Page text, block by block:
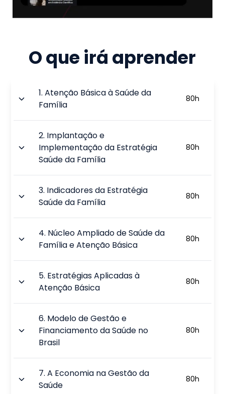
O que irá aprender
1.Atenção Básica à Saúde da
Família
80h
2. Implantação e
Implementação da Estratégia
Saúde da Família
80h
3. Indicadores da Estratégia
Saúde da Família
80h
4. Núcleo Ampliado de Saúde da
Família e Atenção Básica
80h
5. Estratégias Aplicadas à
Atenção Básica
80h
6. Modelo de Gestão e
Financiamento da Saúde no
Brasil
80h
7.A Economia na Gestão da
Saúde
80h